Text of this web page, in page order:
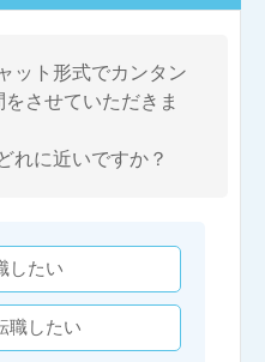
ット形式でカンタン
させていただきま
れに近いですか？
したい
職したい